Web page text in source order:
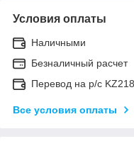
Условия оплаты
Наличными
Безналичный расчет
Перевод на р/с
Все условия оплаты